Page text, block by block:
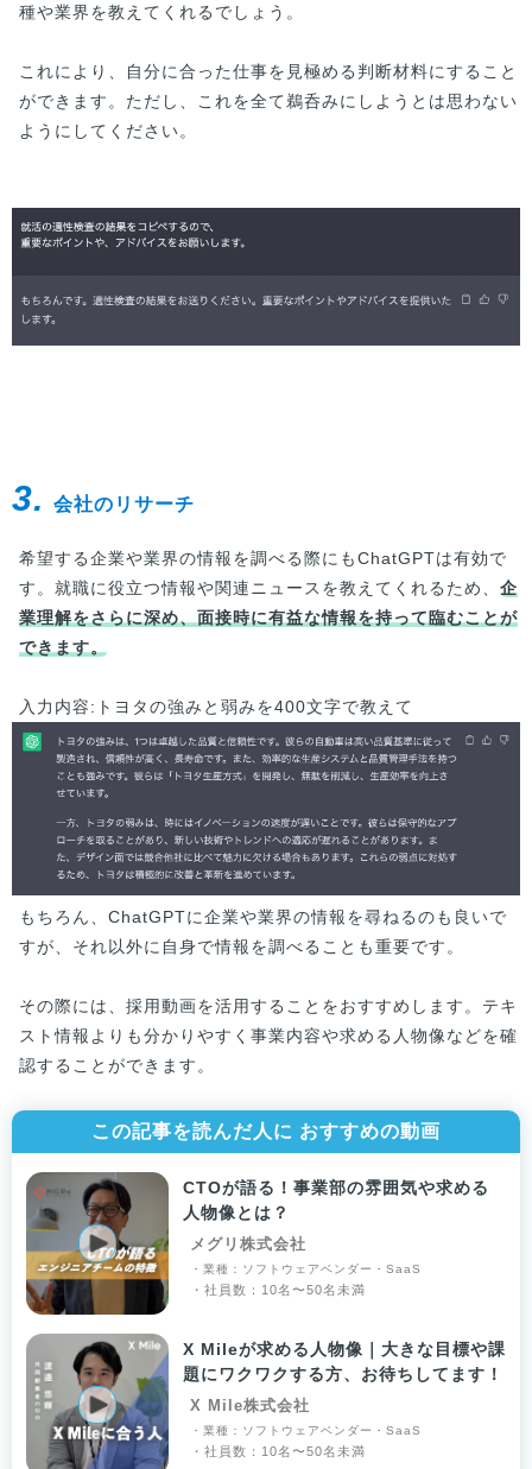
種や業界を教えてくれるでしょう。
これにより、自分に合った仕事を見極める判断材料にすること
ができます。ただし、これを全て鵜呑みにしようとは思わない
ようにしてください。
3. 会社のリサーチ
希望する企業や業界の情報を調べる際にもChatGPTは有効で
す。就職に役立つ情報や関連ニュースを教えてくれるため、 企
業理解をさらに深め、面接時に有益な情報を持って臨むことが
できます。
入力内容:トヨタの強みと弱みを400文字で教えて
もちろん、ChatGPTに企業や業界の情報を尋ねるのも良いで
すが、それ以外に自身で情報を調べることも重要です。
その際には、採用動画を活用することをおすすめします。テキ
スト情報よりも分かりやすく事業内容や求める人物像などを確
認することができます。
この記事を読んだ人に おすすめの動画
CTOが語る！事業部の雰囲気や求める
人物像とは？
メグリ株式会社
・業種：ソフトウェアベンダー・SaaS
・社員数：10名〜50名未満
X Mileが求める人物像｜大きな目標や課
題にワクワクする方、お待ちしてます！
X Mile株式会社
・業種：ソフトウェアベンダー・SaaS
・社員数：10名〜50名未満